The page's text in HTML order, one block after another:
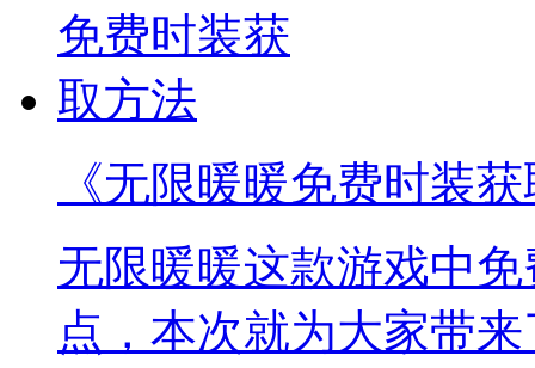
《无限暖暖免费时装
无限暖暖这款游戏中
点，本次就为大家带